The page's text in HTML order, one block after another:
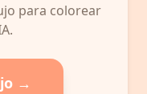
para colorear
→